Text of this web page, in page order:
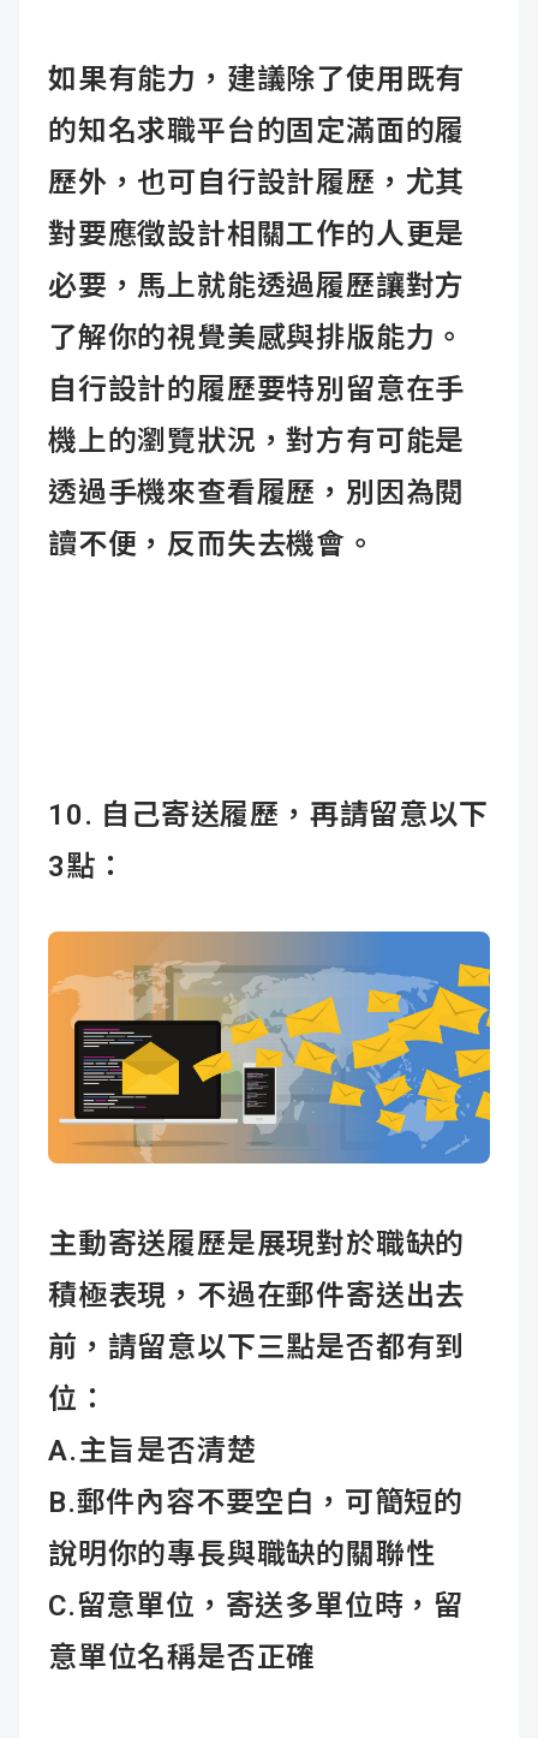
如果有能力，建議除了使用既有
的知名求職平台的固定滿面的履
歷外，也可自行設計履歷，尤其
對要應徵設計相關工作的人更是
必要，馬上就能透過履歷讓對方
了解你的視覺美感與排版能力。
自行設計的履歷要特別留意在手
機上的瀏覽狀況，對方有可能是
透過手機來查看履歷，別因為閱
讀不便，反而失去機會。
10. 自己寄送履歷，再請留意以下
3點：
主動寄送履歷是展現對於職缺的
積極表現，不過在郵件寄送出去
前，請留意以下三點是否都有到
位：
A.主旨是否清楚
B.郵件內容不要空白，可簡短的
說明你的專長與職缺的關聯性
C.留意單位，寄送多單位時，留
意單位名稱是否正確